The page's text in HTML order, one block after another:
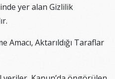
yer alan Gizlilik
Amacı, Aktarıldığı Taraflar